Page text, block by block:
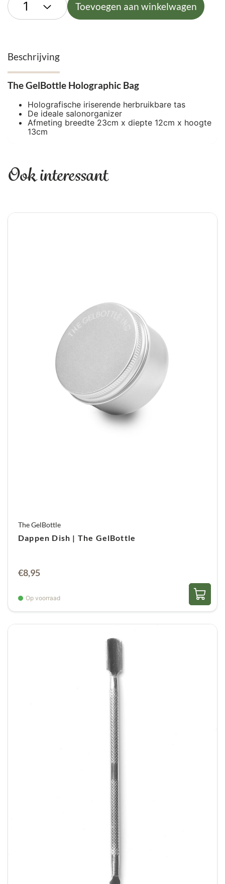
Toevoegen aan winkelwagen
Beschrijving
The GelBottle Holographic Bag
Holografische iriserende herbruikbare tas
De ideale salonorganizer
Afmeting breedte 23cm x diepte 12cm x hoogte
13cm
Ook interessant
The GelBottle
Dappen Dish | The GelBottle
€8,95
Op voorraad